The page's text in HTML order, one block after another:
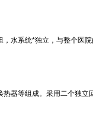
水系统*独立，与整个医院
器等组成。采用二个